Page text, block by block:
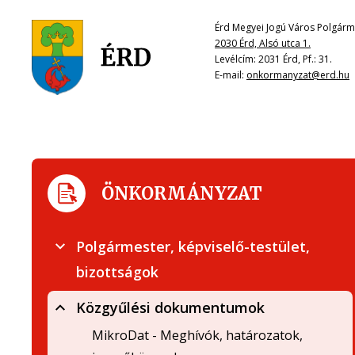
Érd Megyei Jogú Város
2030 Érd, Alsó utca 1.
Levélcím: 2031 Érd, Pf.: 31.
E-mail: onkormanyzat@erd.hu
ÖNKORMÁNYZAT
Polgármester, képviselő-testület,
bizottságok
Közgyűlési dokumentumok
MikroDat - Meghívók, határozatok,